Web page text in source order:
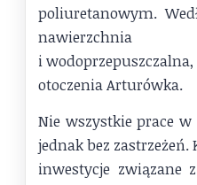
poliuretanowym.
nawierzchnia
i
otoczenia Arturówka.
Nie wszystkie prace
jednak bez
inwestycje związane